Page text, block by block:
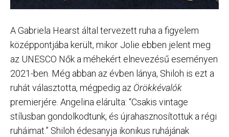
A Gabriela Hearst által tervezett ruha a figyelem
középpontjába került, mikor Jolie ebben jelent meg
az UNESCO Nők a méhekért elnevezésű eseményen
2021-ben. Még abban az évben lánya, Shiloh is ezt a
ruhát választotta, mégpedig az Örökkévalók
premierjére. Angelina elárulta: “Csakis vintage
stílusban gondolkodtunk, és újrahasznosítottuk a régi
ruháimat.” Shiloh édesanyja ikonikus ruhájának